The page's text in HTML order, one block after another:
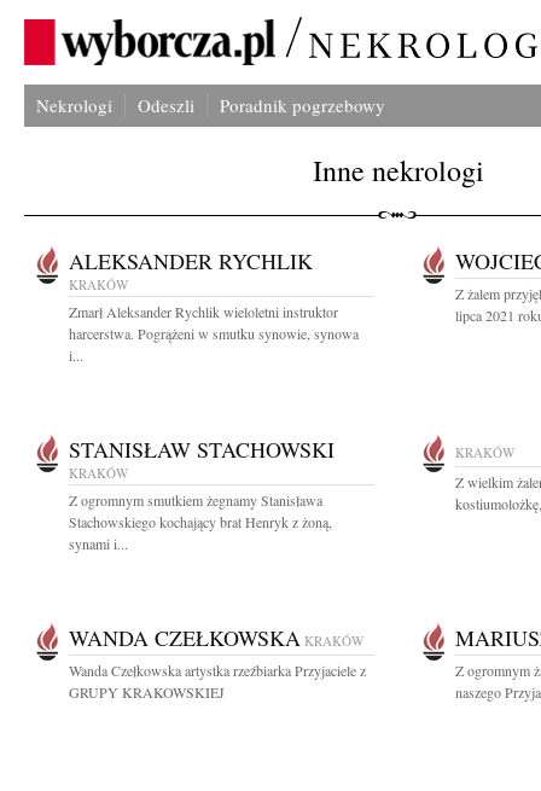
Nekrologi Odeszli Poradnik pogrzebowy
Inne nekrologi
ALEKSANDER RYCHLIK
KRAKÓW
Zmarł Aleksander Rychlik wieloletni instruktor
harcerstwa. Pogrążeni w smutku synowie, synowa
i...
Z żalem
lipca 2021
STANISŁAW STACHOWSKI
KRAKÓW
Z ogromnym smutkiem żegnamy Stanisława
Stachowskiego kochający brat Henryk z żoną,
synami i...
KRAKÓW
Z wielkim
WANDA CZEŁKOWSKA KRAKÓW
Wanda Czełkowska artystka rzeźbiarka Przyjaciele z
GRUPY KRAKOWSKIEJ
Z ogromnym
naszego